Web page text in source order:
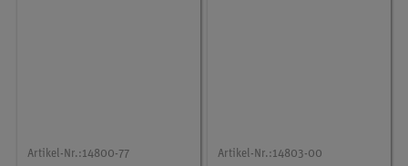
Artikel-Nr.:14800-77 Artikel-Nr.:14803-00